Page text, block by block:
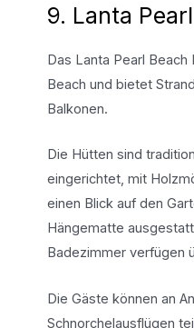
9. Lanta
Das Lanta Pearl
Beach und bietet
Balkonen.
Die Hütten sind
eingerichtet, mit
einen Blick auf den
Hängematte
Badezimmer verfügen
Die Gäste können an
Schnorchelausflügen